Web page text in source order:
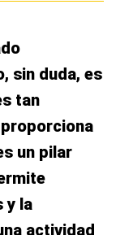
sin duda, es
tan
un pilar
y la
actividad